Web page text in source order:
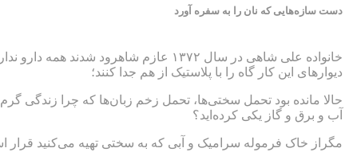
دست سازه‌هایی که نان را به سفره آورد
خانواده علی شاهی در سال ۱۳۷۲ عازم
دیوارهای این کار گاه را با پلاستیک از هم جدا کنند؛
حالا مانده بود تحمل سختی‌ها، تحمل زخم زبان‌ها که چرا زندگی
آب و برق و گاز یکی کرده‌اید؟
مگراز خاک فرموله سرامیک و آبی که به سختی تهیه می‌کنید